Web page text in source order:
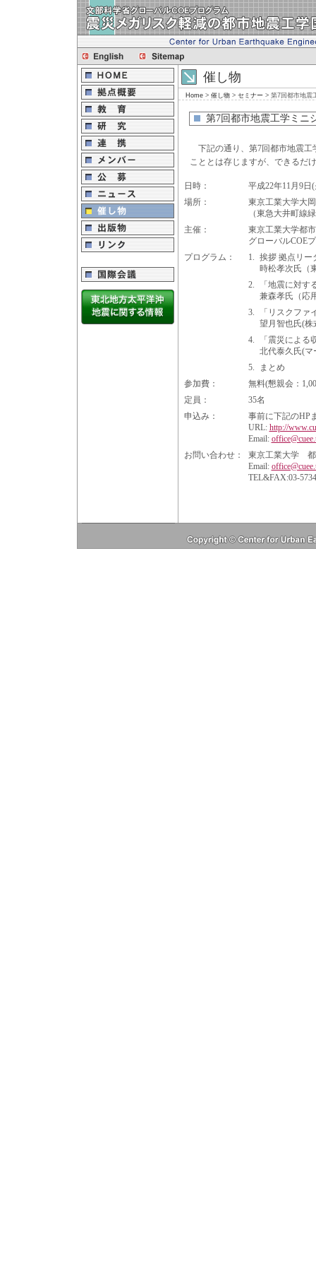
催し物
Home > 催し物 > セミナー > 第7回都市地震
第7回都市地震工学ミニ
下記の通り、第7回都市地震工
こととは存じますが、できるだ
日時：
平成22年11月9日
場所：
東京工業大学大
（東急大井町線
主催：
東京工業大学都
グローバルCOE
プログラム：
1. 挨拶 拠点リー
時松孝次氏（
2.
「地震に対
兼森孝氏（応
3.
「リスクフ
望月智也氏(株
4.
「震災によ
北代泰久氏(マ
5.
まとめ
参加費：
無料(懇親会：
定員：
35名
申込み：
事前に下記のHP
URL: http://
Email:
お問い合わせ：
東京工業大学 都
Email:
TEL&FAX:03-